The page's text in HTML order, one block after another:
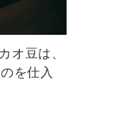
オ豆は、
を仕入